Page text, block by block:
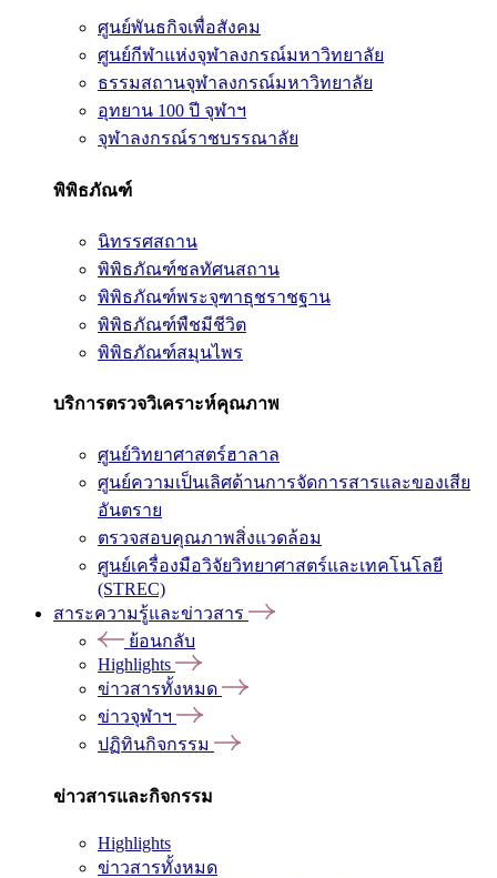
ศูนย์พันธกิจเพื่อสังคม
ศูนย์กีฬาแห่งจุฬาลงกรณ์มหาวิทยาลัย
ธรรมสถานจุฬาลงกรณ์มหาวิทยาลัย
อุทยาน 100 ปี จุฬาฯ
จุฬาลงกรณ์ราชบรรณาลัย
พิพิธภัณฑ์
นิทรรศสถาน
พิพิธภัณฑ์ชลทัศนสถาน
พิพิธภัณฑ์พระจุฑาธุชราชฐาน
พิพิธภัณฑ์พืชมีชีวิต
พิพิธภัณฑ์สมุนไพร
บริการตรวจวิเคราะห์คุณภาพ
ศูนย์วิทยาศาสตร์ฮาลาล
ศูนย์ความเป็นเลิศด้านการจัดการสารและของเสีย
อันตราย
ตรวจสอบคุณภาพสิ่งแวดล้อม
ศูนย์เครื่องมือวิจัยวิทยาศาสตร์และเทคโนโลยี
(STREC)
สาระความรู้และข่าวสาร
ย้อนกลับ
Highlights
ข่าวสารทั้งหมด
ข่าวจุฬาฯ
ปฏิทินกิจกรรม
ข่าวสารและกิจกรรม
Highlights
ข่าวสารทั้งหมด